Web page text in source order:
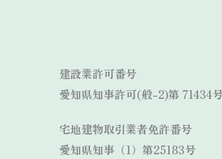
建設業許可番号
愛知県知事許可(般-2)第 71434
宅地建物取引業者免許番号
愛知県知事（1）第25183号